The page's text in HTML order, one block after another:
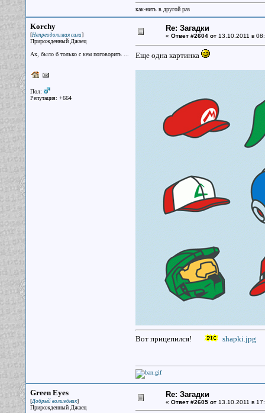
как-нить в другой раз
Korchy
[Непреодолимая сила]
Прирожденный Джаец
Ах, было б только с кем поговорить ...
Пол:
Репутация: +664
Re: Загадки
« Ответ #2604 от13.10.2011 в
Еще одна картинка
Вот прицепился! shapki.jpg
Green Eyes
[Добрый волшебник]
Прирожденный Джаец
Re: Загадки
« Ответ #2605 от13.10.2011 в